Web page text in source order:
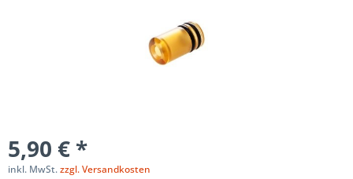
5,90 € *
inkl. MwSt.zzgl. Versandkosten